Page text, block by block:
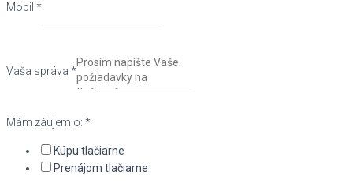
Mobil *
Vaša správa *
Mám záujem o: *
Kúpu tlačiarne
Prenájom tlačiarne